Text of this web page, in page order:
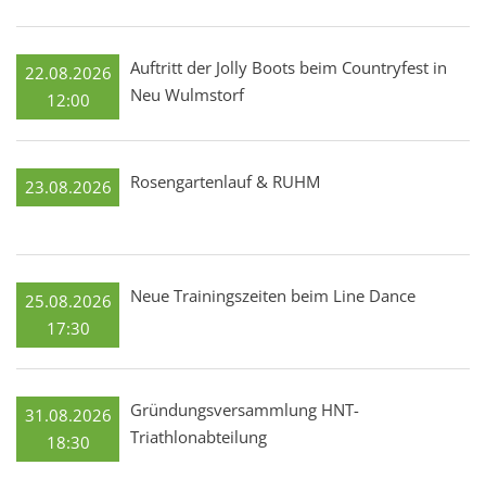
22.08.2026
12:00
Auftritt der Jolly Boots beim Countryfest in
Neu Wulmstorf
23.08.2026 Rosengartenlauf & RUHM
25.08.2026
17:30
Neue Trainingszeiten beim Line Dance
31.08.2026
18:30
Gründungsversammlung HNT-
Triathlonabteilung